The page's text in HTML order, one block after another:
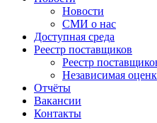
Новости
СМИ о нас
Доступная среда
Реестр поставщиков
Реестр
Независимая
Отчёты
Вакансии
Контакты